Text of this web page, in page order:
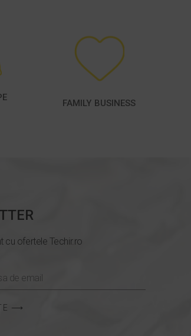
FAMILY BUSINESS
cu ofertele Techir.ro
⟶